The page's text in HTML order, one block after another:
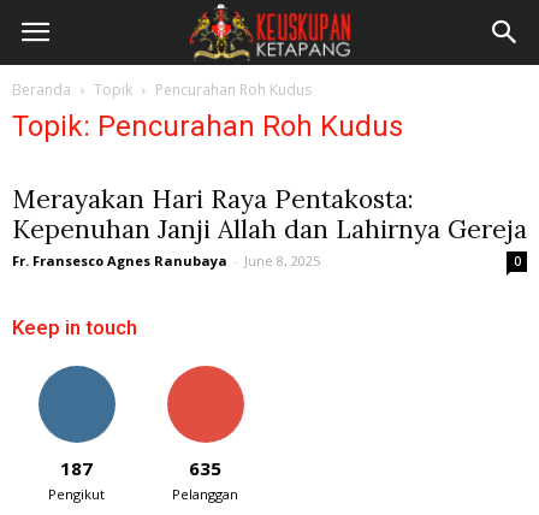
Beranda Topik Pencurahan Roh Kudus
Topik: Pencurahan Roh Kudus
Merayakan Hari Raya Pentakosta:
Kepenuhan Janji Allah dan Lahirnya Gereja
Fr. Fransesco Agnes Ranubaya - June 8, 2025 0
Keep in touch
187
Pengikut
635
Pelanggan